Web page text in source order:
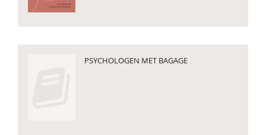
PSYCHOLOGEN MET BAGAGE